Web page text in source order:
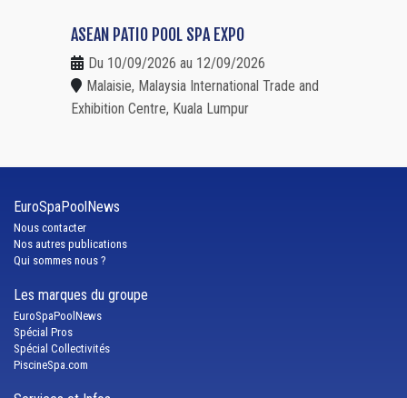
ASEAN PATIO POOL SPA EXPO
Du 10/09/2026 au 12/09/2026
Malaisie, Malaysia International Trade and
Exhibition Centre, Kuala Lumpur
EuroSpaPoolNews
Nous contacter
Nos autres publications
Qui sommes nous ?
Les marques du groupe
EuroSpaPoolNews
Spécial Pros
Spécial Collectivités
PiscineSpa.com